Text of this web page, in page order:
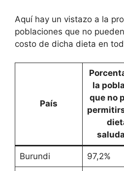
Aquí hay un vistazo a la
poblaciones que no
costo de dicha dieta en
País
la
que no
Burundi 97,2%